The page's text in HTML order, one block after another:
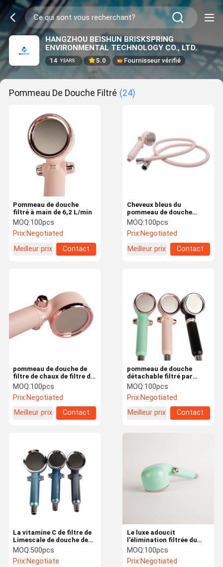
HANGZHOU BEISHUN BRISKSPRING
ENVIRONMENTAL TECHNOLOGY CO., LTD.
14 YEARS 5.0 Fournisseur vérifié
Pommeau De Douche Filtré (24)
Pommeau de douche
filtré à main de 6,2 L/min
MOQ:100pcs
Prix:Negotiated
Meilleur prix
Contact
Cheveux bleus du
pommeau de douche
filtrés par canaux
6.2L/Min Shower Water
Filter For de la haute
pression trois
MOQ:100pcs
Prix:Negotiated
Meilleur prix
Contact
pommeau de douche de
filtre de chaux de filtre de
douche de chlore et de
fluorure de 6L/Min
0.05Mpa
MOQ:100pcs
Prix:Negotiated
Meilleur prix
Contact
pommeau de douche
détachable filtré par
vitamine C de pommeau
de douche filtré par rose
de 0.55Mpa
MOQ:100pcs
Prix:Negotiated
Meilleur prix
Contact
La vitamine C de filtre de
Limescale de douche de
catégorie comestible a
infusé la douche d'eau
calcareuse de pommeau
MOQ:500pcs
Prix:Negotiate
Le luxe adoucit
l'élimination filtrée du
chlore de l'adoucisseur
d'eau de douche du
pommeau de douche
MOQ:100pcs
Prix:Negotiated